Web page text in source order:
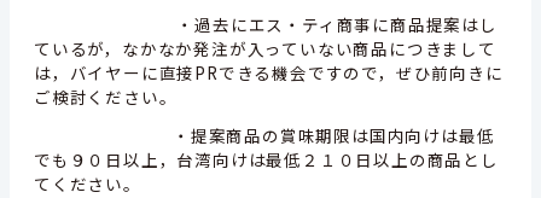
・過去にエス・ティ商事に商品提案はし
ているが，なかなか発注が入っていない商品につきまして
は，バイヤーに直接PRできる機会ですので，ぜひ前向きに
ご検討ください。
・提案商品の賞味期限は国内向けは最低
でも９０日以上，台湾向けは最低２１０日以上の商品とし
てください。